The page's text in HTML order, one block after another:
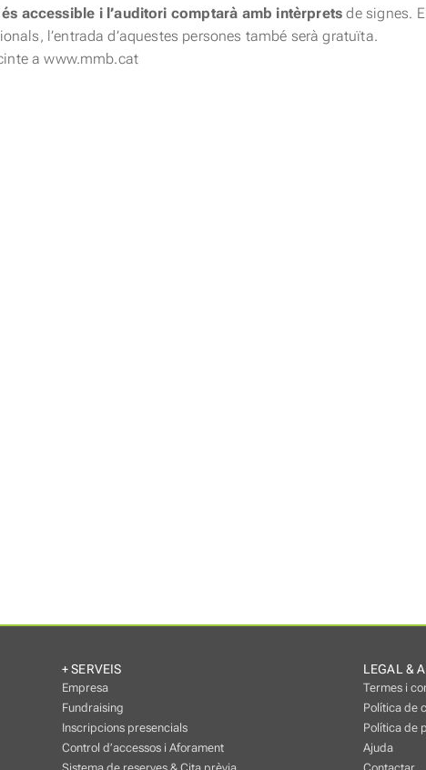
és accessible i l’auditori comptarà amb intèrpretsde signes.
l’entrada d’aquestes persones també serà gratuïta.
a www.mmb.cat
+ SERVEIS
Empresa
Fundraising
Inscripcions presencials
Control d’accessos i Aforament
LEGAL &
Termes i
Política de
Política de
Ajuda